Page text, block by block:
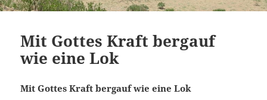
Mit Gottes Kraft bergauf
wie eine Lok
Mit Gottes Kraft bergauf wie eine Lok